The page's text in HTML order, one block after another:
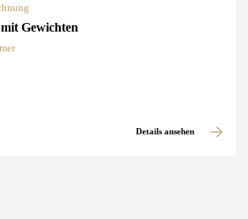
Gewichten
Details ansehen